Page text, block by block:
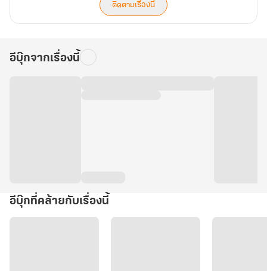
ทำให้ได้ฝึกวิทยายุทธในน้ำเต้าหยกเขียว ทั้งได้ปลูกสมุนไพรเทพที่ไม่
ชีวิตใหม่นี้จึงทำให้นางเริ่มมีความหวังอีกครั้ง
แต่สิ่งสำคัญที่สุด นางจะต้องเป็นคนที่แข็งแกร่ง
ติดตามเรื่องนี้
อีบุ๊กจากเรื่องนี้
อีบุ๊กที่คล้ายกับเรื่องนี้